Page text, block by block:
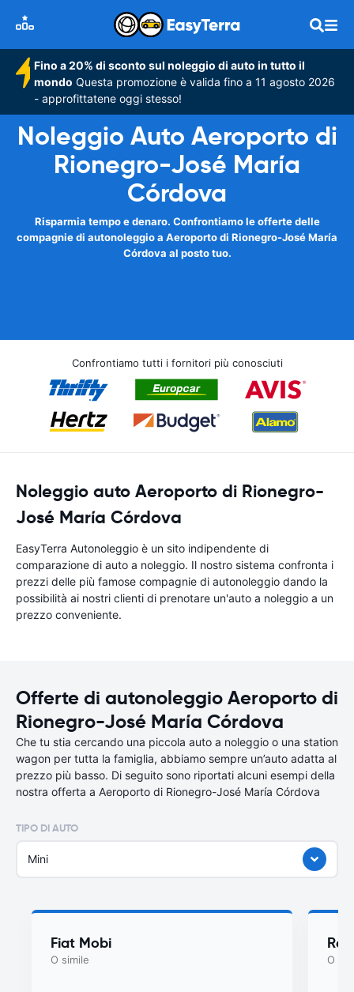
Fino a 20% di sconto sul noleggio di auto in tutto il
mondo Questa promozione è valida fino a 11 agosto 2026
- approfittatene oggi stesso!
Noleggio Auto Aeroporto di
Rionegro-José María
Córdova
Risparmia tempo e denaro. Confrontiamo le offerte delle
compagnie di autonoleggio a Aeroporto di Rionegro-José María
Córdova al posto tuo.
Confrontiamo tutti i fornitori più conosciuti
Noleggio auto Aeroporto di Rionegro-
José María Córdova
EasyTerra Autonoleggio è un sito indipendente di
comparazione di auto a noleggio. Il nostro sistema confronta i
prezzi delle più famose compagnie di autonoleggio dando la
possibilità ai nostri clienti di prenotare un'auto a noleggio a un
prezzo conveniente.
Offerte di autonoleggio Aeroporto di
Rionegro-José María Córdova
Che tu stia cercando una piccola auto a noleggio o una station
wagon per tutta la famiglia, abbiamo sempre un’auto adatta al
prezzo più basso. Di seguito sono riportati alcuni esempi della
nostra offerta a Aeroporto di Rionegro-José María Córdova
TIPO DI AUTO
Mini
Fiat Mobi
O simile O